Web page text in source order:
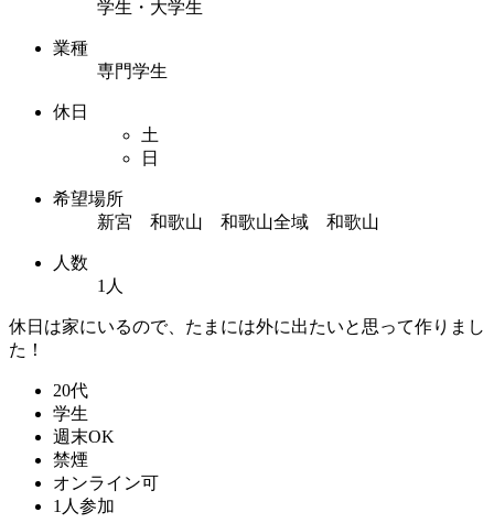
学生・大学生
業種
専門学生
休日
土
日
希望場所
新宮 和歌山 和歌山全域 和歌山
人数
1人
休日は家にいるので、たまには外に出たいと思って作りまし
た！
20代
学生
週末OK
禁煙
オンライン可
1人参加